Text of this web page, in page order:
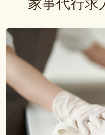
家事代行求